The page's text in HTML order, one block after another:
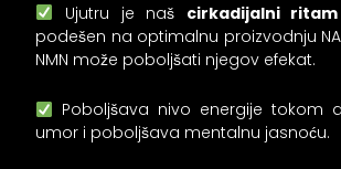
Ujutru je naš cirkadijalni ritam
podešen na optimalnu proizvodnju
NMN može poboljšati njegov efekat.
Poboljšava nivo energije tokom
umor i poboljšava mentalnu jasnoću.